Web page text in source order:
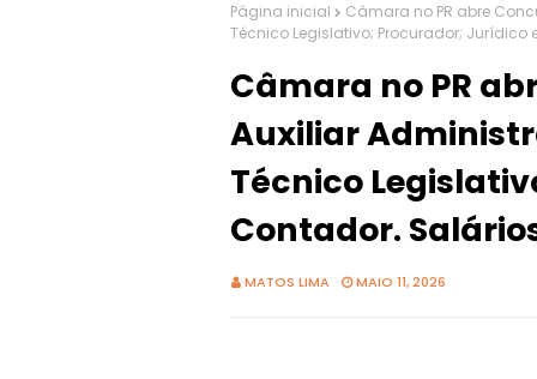
Página inicial
Câmara no PR abre
Técnico Legislativo; Procurador; Jurídico
Câmara no PR
Auxiliar
Técnico
Contador.
MATOS LIMA MAIO 11, 2026